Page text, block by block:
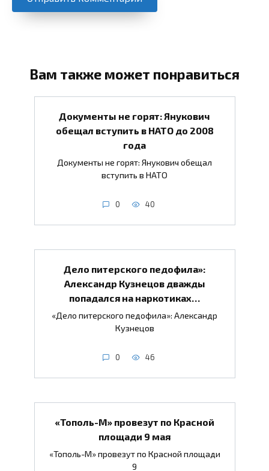
Вам также может понравиться
Документы не горят: Янукович
обещал вступить в НАТО до 2008
года
Документы не горят: Янукович обещал
вступить в НАТО
0 40
Дело питерского педофила»:
Александр Кузнецов дважды
попадался на наркотиках…
«Дело питерского педофила»: Александр
Кузнецов
0 46
«Тополь-М» провезут по Красной
площади 9 мая
«Тополь-М» провезут по Красной площади
9